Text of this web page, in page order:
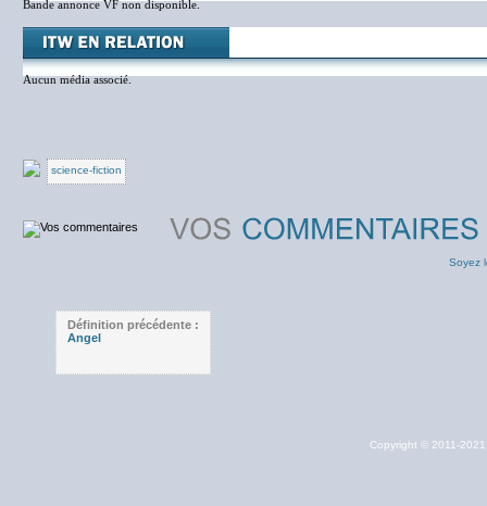
Bande annonce VF non disponible.
Aucun média associé.
science-fiction
Soyez
Définition précédente :
Angel
Copyright © 2011-